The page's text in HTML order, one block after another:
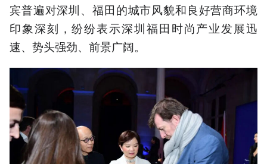
宾普遍对深圳、福田的城市风貌和良好营商环境
印象深刻，纷纷表示深圳福田时尚产业发展迅
速、势头强劲、前景广阔。